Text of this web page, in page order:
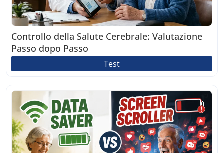
Controllo della Salute Cerebrale: Valutazione
Passo dopo Passo
Test